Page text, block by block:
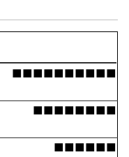
■■■■■■■■■■
■■■■■■■■
■■■■■■